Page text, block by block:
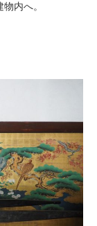
内へ。